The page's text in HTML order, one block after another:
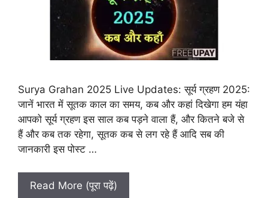
Surya Grahan 2025 Live Updates: सूर्य ग्रहण 2025:
जानें भारत में सूतक काल का समय, कब और कहां दिखेगा हम यंहा
आपको सूर्य ग्रहण इस साल कब पड़ने वाला हैं, और कितने बजे से
हैं और कब तक रहेगा, सूतक कब से लग रहे हैं आदि सब की
जानकारी इस पोस्ट …
Read More (पूरा पढ़ें)